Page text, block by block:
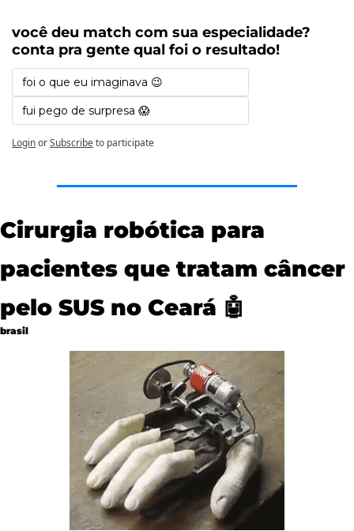
você deu match com sua especialidade?
conta pra gente qual foi o resultado!
foi o que eu imaginava 😉
fui pego de surpresa 😱
LoginorSubscribeto participate
Cirurgia robótica para
pacientes que tratam câncer
pelo SUS no Ceará 🤖
brasil